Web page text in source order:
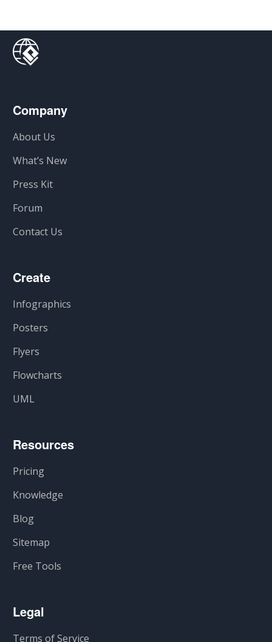
Company
About Us
What’s New
Press Kit
Forum
Contact Us
Create
Infographics
Posters
Flyers
Flowcharts
UML
Resources
Pricing
Knowledge
Blog
Sitemap
Free Tools
Legal
Terms of Service